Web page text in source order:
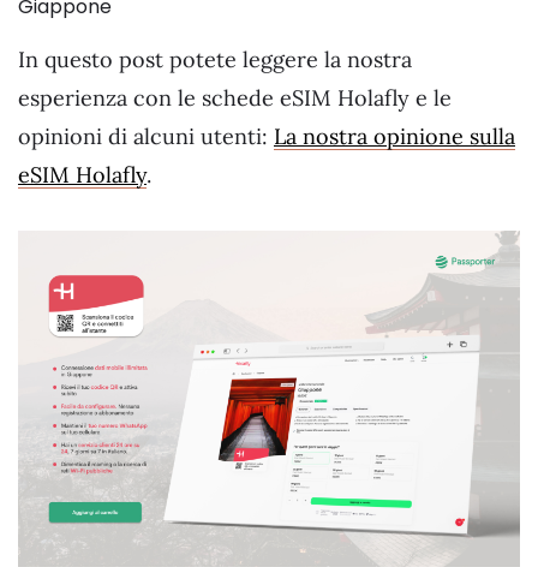
Giappone
In questo post potete leggere la nostra
esperienza con le schede eSIM Holafly e le
opinioni di alcuni utenti: La nostra opinione sulla
eSIM Holafly.